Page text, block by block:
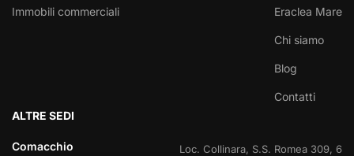
Immobili commerciali Eraclea Mare
Chi siamo
Blog
Contatti
ALTRE SEDI
Comacchio
Loc. Collinara, S.S. Romea 309, 6